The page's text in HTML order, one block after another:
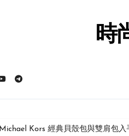
時
Michael Kors 經典貝殼包與雙肩包入